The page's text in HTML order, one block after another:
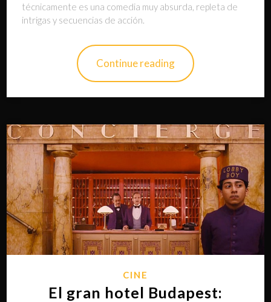
técnicamente es una comedia muy absurda, repleta de
intrigas y secuencias de acción.
Continue reading
CINE
El gran hotel Budapest: